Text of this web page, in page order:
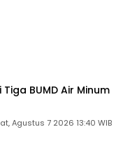
BUMD Air Minum
Agustus 7 2026 13:40 WIB